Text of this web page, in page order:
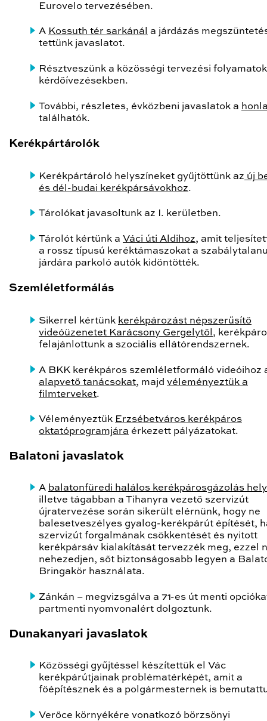
Eurovelo tervezésében.
A Kossuth tér sarkánál a járdázás
tettünk javaslatot.
Résztveszünk a közösségi tervezési
kérdőívezésekben.
További, részletes, évközbeni javaslatok a
találhatók.
Kerékpártárolók
Kerékpártároló helyszíneket gyűjtöttünk az új
és dél-budai kerékpársávokhoz.
Tárolókat javasoltunk az I. kerületben.
Tárolót kértünk a Váci úti Aldihoz, amit
a rossz típusú keréktámaszokat a
járdára parkoló autók kidöntötték.
Szemléletformálás
Sikerrel kértünk kerékpározást népszerűsítő
videóüzenetet Karácsony Gergelytől ,
felajánlottunk a szociális ellátórendszernek.
A BKK kerékpáros szemléletformáló videóihoz
alapvető tanácsokat, majd véleményeztük a
filmterveket.
Véleményeztük Erzsébetváros kerékpáros
oktatóprogramjára érkezett pályázatokat.
Balatoni javaslatok
A balatonfüredi halálos kerékpárosgázolás
illetve tágabban a Tihanyra vezető szervizút
újratervezése során sikerült elérnünk, hogy ne
balesetveszélyes gyalog-kerékpárút építését,
szervizút forgalmának csökkentését és nyitott
kerékpársáv kialakítását tervezzék meg, ezzel
nehezedjen, sőt biztonságosabb legyen a
Bringakör használata.
Zánkán – megvizsgálva a 71-es út menti
partmenti nyomvonalért dolgoztunk.
Dunakanyari javaslatok
Közösségi gyűjtéssel készítettük el Vác
kerékpárútjainak problématérképét, amit a
főépítésznek és a polgármesternek is
Verőce környékére vonatkozó börzsönyi